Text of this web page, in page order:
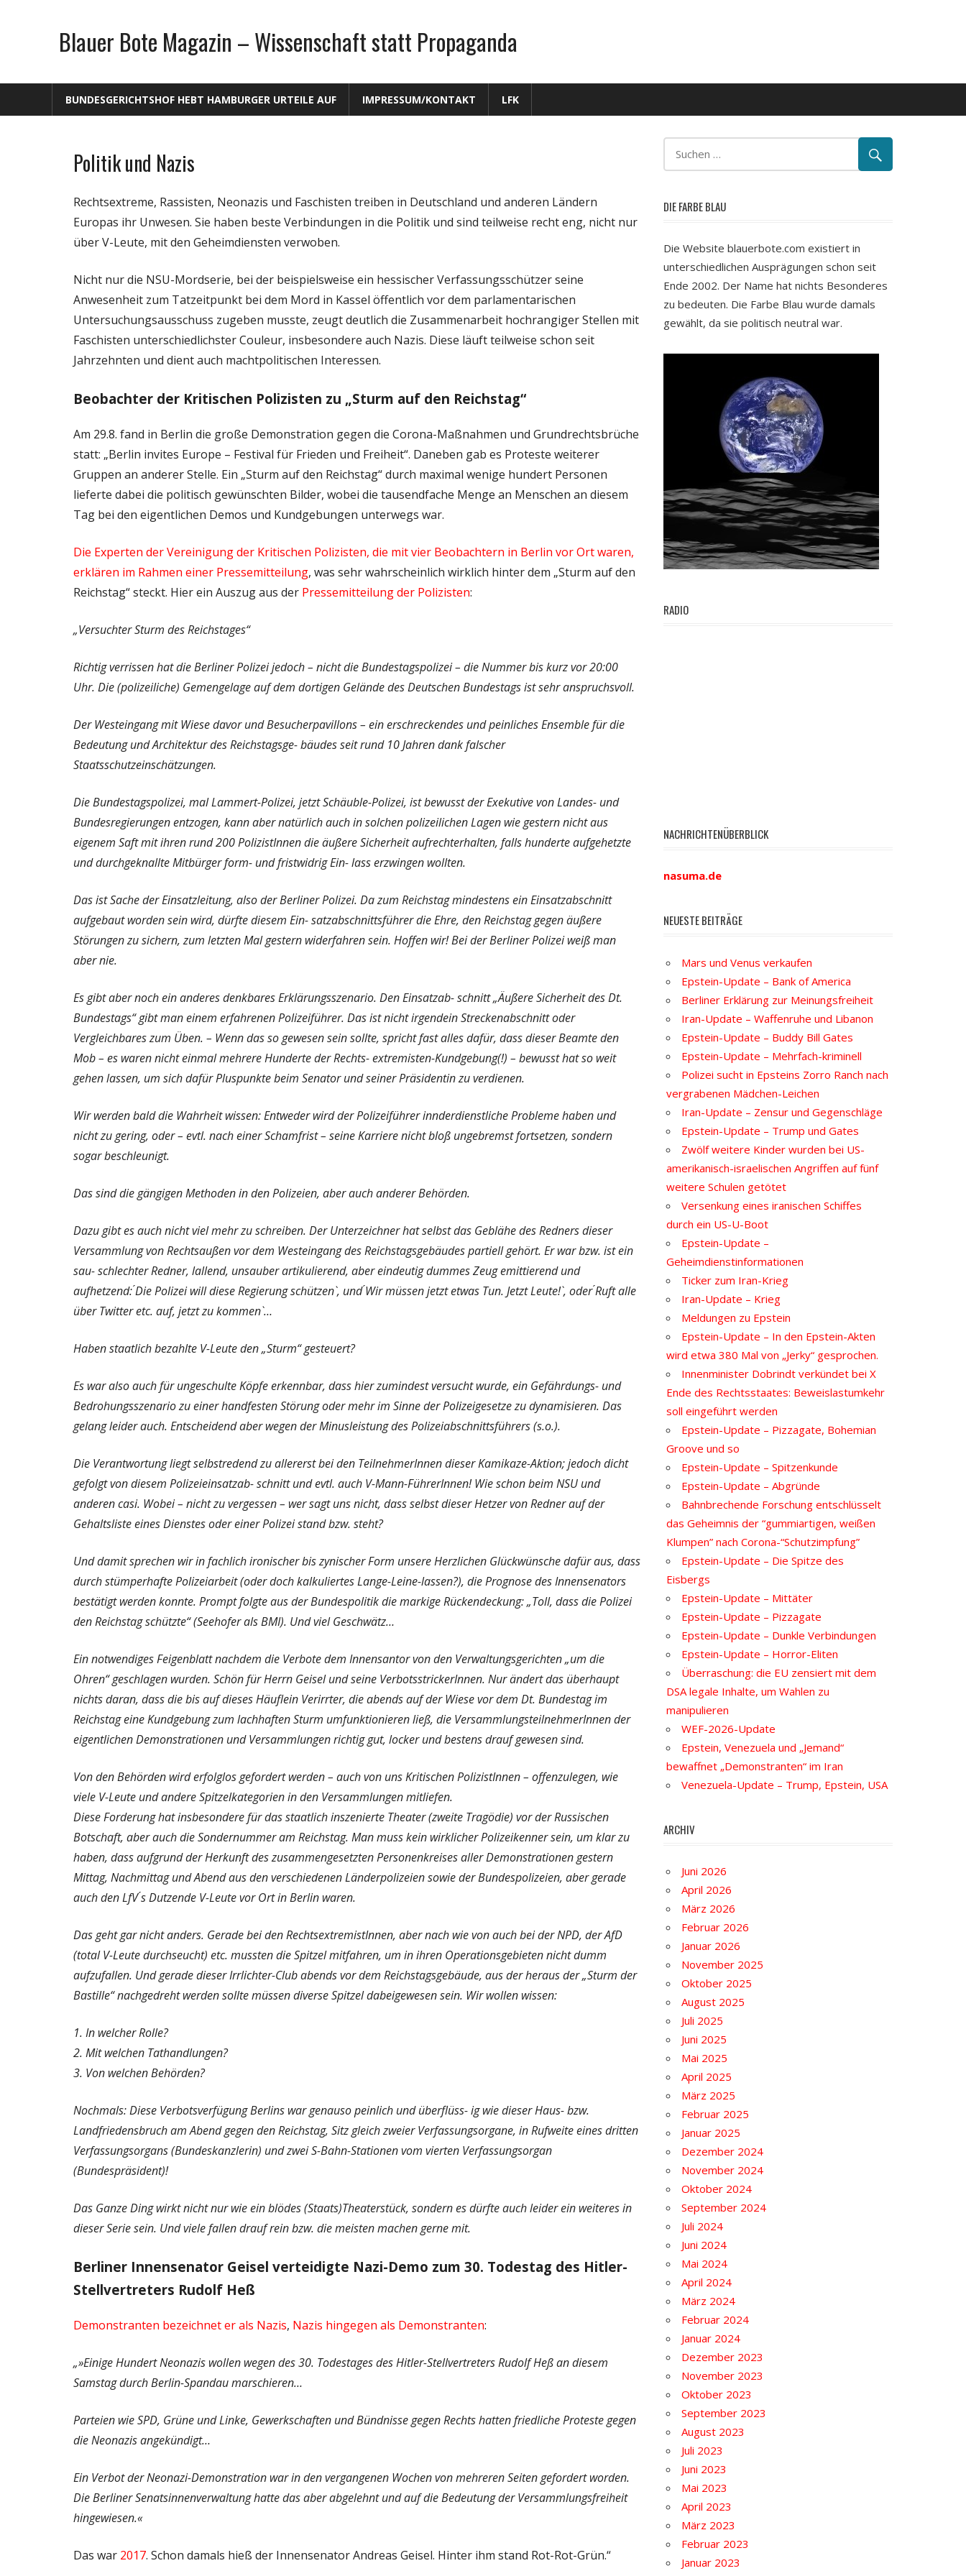
Blauer Bote Magazin – Wissenschaft statt Propaganda
BUNDESGERICHTSHOF HEBT HAMBURGER URTEILE AUF IMPRESSUM/KONTAKT LFK
Gesellschaft
Politik
Wissenschaft
Politik und Nazis
Rechtsextreme, Rassisten, Neonazis und Faschisten treiben in Deutschland und anderen Ländern
Europas ihr Unwesen. Sie haben beste Verbindungen in die Politik und sind teilweise recht eng, nicht nur
über V-Leute, mit den Geheimdiensten verwoben.
Nicht nur die NSU-Mordserie, bei der beispielsweise ein hessischer Verfassungsschützer seine
Anwesenheit zum Tatzeitpunkt bei dem Mord in Kassel öffentlich vor dem parlamentarischen
Untersuchungsausschuss zugeben musste, zeugt deutlich die Zusammenarbeit hochrangiger Stellen mit
Faschisten unterschiedlichster Couleur, insbesondere auch Nazis. Diese läuft teilweise schon seit
Jahrzehnten und dient auch machtpolitischen Interessen.
Beobachter der Kritischen Polizisten zu „Sturm auf den Reichstag“
Am 29.8. fand in Berlin die große Demonstration gegen die Corona-Maßnahmen und Grundrechtsbrüche
statt: „Berlin invites Europe – Festival für Frieden und Freiheit“. Daneben gab es Proteste weiterer
Gruppen an anderer Stelle. Ein „Sturm auf den Reichstag“ durch maximal wenige hundert Personen
lieferte dabei die politisch gewünschten Bilder, wobei die tausendfache Menge an Menschen an diesem
Tag bei den eigentlichen Demos und Kundgebungen unterwegs war.
Die Experten der Vereinigung der Kritischen Polizisten, die mit vier Beobachtern in Berlin vor Ort waren,
erklären im Rahmen einer Pressemitteilung, was sehr wahrscheinlich wirklich hinter dem „Sturm auf den
Reichstag“ steckt. Hier ein Auszug aus der Pressemitteilung der Polizisten:
„Versuchter Sturm des Reichstages“
Richtig verrissen hat die Berliner Polizei jedoch – nicht die Bundestagspolizei – die Nummer bis kurz vor 20:00
Uhr. Die (polizeiliche) Gemengelage auf dem dortigen Gelände des Deutschen Bundestags ist sehr anspruchsvoll.
Der Westeingang mit Wiese davor und Besucherpavillons – ein erschreckendes und peinliches Ensemble für die
Bedeutung und Architektur des Reichstagsge- bäudes seit rund 10 Jahren dank falscher
Staatsschutzeinschätzungen.
Die Bundestagspolizei, mal Lammert-Polizei, jetzt Schäuble-Polizei, ist bewusst der Exekutive von Landes- und
Bundesregierungen entzogen, kann aber natürlich auch in solchen polizeilichen Lagen wie gestern nicht aus
eigenem Saft mit ihren rund 200 PolizistInnen die äußere Sicherheit aufrechterhalten, falls hunderte aufgehetzte
und durchgeknallte Mitbürger form- und fristwidrig Ein- lass erzwingen wollten.
Das ist Sache der Einsatzleitung, also der Berliner Polizei. Da zum Reichstag mindestens ein Einsatzabschnitt
aufgebaut worden sein wird, dürfte diesem Ein- satzabschnittsführer die Ehre, den Reichstag gegen äußere
Störungen zu sichern, zum letzten Mal gestern widerfahren sein. Hoffen wir! Bei der Berliner Polizei weiß man
aber nie.
Es gibt aber noch ein anderes denkbares Erklärungsszenario. Den Einsatzab- schnitt „Äußere Sicherheit des Dt.
Bundestags“ gibt man einem erfahrenen Polizeiführer. Das ist nicht irgendein Streckenabschnitt oder
Vergleichbares zum Üben. – Wenn das so gewesen sein sollte, spricht fast alles dafür, dass dieser Beamte den
Mob – es waren nicht einmal mehrere Hunderte der Rechts- extremisten-Kundgebung(!) – bewusst hat so weit
gehen lassen, um sich dafür Pluspunkte beim Senator und seiner Präsidentin zu verdienen.
Wir werden bald die Wahrheit wissen: Entweder wird der Polizeiführer innderdienstliche Probleme haben und
nicht zu gering, oder – evtl. nach einer Schamfrist – seine Karriere nicht bloß ungebremst fortsetzen, sondern
sogar beschleunigt.
Das sind die gängigen Methoden in den Polizeien, aber auch anderer Behörden.
Dazu gibt es auch nicht viel mehr zu schreiben. Der Unterzeichner hat selbst das Geblähe des Redners dieser
Versammlung von Rechtsaußen vor dem Westeingang des Reichstagsgebäudes partiell gehört. Er war bzw. ist ein
sau- schlechter Redner, lallend, unsauber artikulierend, aber eindeutig dummes Zeug emittierend und
aufhetzend: ́Die Polizei will diese Regierung schützen`, und ́Wir müssen jetzt etwas Tun. Jetzt Leute!`, oder ́Ruft alle
über Twitter etc. auf, jetzt zu kommen`…
Haben staatlich bezahlte V-Leute den „Sturm“ gesteuert?
Es war also auch für ungeschulte Köpfe erkennbar, dass hier zumindest versucht wurde, ein Gefährdungs- und
Bedrohungsszenario zu einer handfesten Störung oder mehr im Sinne der Polizeigesetze zu dynamisieren. Das
gelang leider auch. Entscheidend aber wegen der Minusleistung des Polizeiabschnittsführers (s.o.).
Die Verantwortung liegt selbstredend zu allererst bei den TeilnehmerInnen dieser Kamikaze-Aktion; jedoch dicht
gefolgt von diesem Polizeieinsatzab- schnitt und evtl. auch V-Mann-FührerInnen! Wie schon beim NSU und
anderen casi. Wobei – nicht zu vergessen – wer sagt uns nicht, dass selbst dieser Hetzervon Redner auf der
Gehaltsliste eines Dienstes oder einer Polizei stand bzw. steht?
Und damit sprechen wir in fachlich ironischer bis zynischer Form unsere Herzlichen Glückwünsche dafür aus, dass
durch stümperhafte Polizeiarbeit (oder doch kalkuliertes Lange-Leine-lassen?), die Prognose des Innensenators
bestätigt werden konnte. Prompt folgte aus der Bundespolitik die markige Rückendeckung: „Toll, dass die Polizei
den Reichstag schützte“ (Seehofer als BMI). Und viel Geschwätz…
Ein notwendiges Feigenblatt nachdem die Verbote dem Innensantor von den Verwaltungsgerichten „um die
Ohren“ geschlagen wurden. Schön für Herrn Geisel und seine VerbotsstrickerInnen. Nur ändert das überhaupt
nichts daran, dass die bis auf dieses Häuflein Verirrter, die abends auf der Wiese vor dem Dt. Bundestag im
Reichstag eine Kundgebung zum lachhaften Sturm umfunktionieren ließ, die VersammlungsteilnehmerInnen der
eigentlichen Demonstrationen und Versammlungen richtig gut, locker und bestens drauf gewesen sind.
Von den Behörden wird erfolglos gefordert werden – auch von uns Kritischen PolizistInnen – offenzulegen, wie
viele V-Leute und andere Spitzelkategorien in den Versammlungen mitliefen.
Diese Forderung hat insbesondere für das staatlich inszenierte Theater (zweite Tragödie) vor der Russischen
Botschaft, aber auch die Sondernummer am Reichstag. Man muss kein wirklicher Polizeikenner sein, um klar zu
haben, dass aufgrund der Herkunft des zusammengesetzten Personenkreises aller Demonstrationen gestern
Mittag, Nachmittag und Abend aus den verschiedenen Länderpolizeien sowie der Bundespolizeien, aber gerade
auch den LfV ́s Dutzende V-Leute vor Ort in Berlin waren.
Das geht gar nicht anders. Gerade bei den RechtsextremistInnen, aber nach wie von auch bei der NPD, der AfD
(total V-Leute durchseucht) etc. mussten die Spitzel mitfahren, um in ihren Operationsgebieten nicht dumm
aufzufallen. Und gerade dieser Irrlichter-Club abends vor dem Reichstagsgebäude, aus der heraus der „Sturm der
Bastille“ nachgedreht werden sollte müssen diverse Spitzel dabeigewesen sein. Wir wollen wissen:
1. In welcher Rolle?
2. Mit welchen Tathandlungen?
3. Von welchen Behörden?
Nochmals: Diese Verbotsverfügung Berlins war genauso peinlich und überflüss- ig wie dieser Haus- bzw.
Landfriedensbruch am Abend gegen den Reichstag, Sitz gleich zweier Verfassungsorgane, in Rufweite eines dritten
Verfassungsorgans (Bundeskanzlerin) und zwei S-Bahn-Stationen vom vierten Verfassungsorgan
(Bundespräsident)!
Das Ganze Ding wirkt nicht nur wie ein blödes (Staats)Theaterstück, sondern es dürfte auch leider ein weiteres in
dieser Serie sein. Und viele fallen drauf rein bzw. die meisten machen gerne mit.
Berliner Innensenator Geisel verteidigte Nazi-Demo zum 30. Todestag des Hitler-
Stellvertreters Rudolf Heß
Demonstranten bezeichnet er als Nazis, Nazis hingegen als Demonstranten:
„»Einige Hundert Neonazis wollen wegen des 30. Todestages des Hitler-Stellvertreters Rudolf Heß an diesem
Samstag durch Berlin-Spandau marschieren…
Parteien wie SPD, Grüne und Linke, Gewerkschaften und Bündnisse gegen Rechts hatten friedliche Proteste gegen
die Neonazis angekündigt…
Ein Verbot der Neonazi-Demonstration war in den vergangenen Wochen von mehreren Seiten gefordert worden.
Die Berliner Senatsinnenverwaltung hatte das aber abgelehnt und auf die Bedeutung der Versammlungsfreiheit
hingewiesen.«
Das war 2017. Schon damals hieß der Innensenator Andreas Geisel. Hinter ihm stand Rot-Rot-Grün.“
DIE FARBE BLAU
Die Website blauerbote.com existiert in
unterschiedlichen Ausprägungen schon seit
Ende 2002. Der Name hat nichts Besonderes
zu bedeuten. Die Farbe Blau wurde damals
gewählt, da sie politisch neutral war.
RADIO
NACHRICHTENÜBERBLICK
nasuma.de
NEUESTE BEITRÄGE
Mars und Venus verkaufen
Epstein-Update – Bank of America
Berliner Erklärung zur Meinungsfreiheit
Iran-Update – Waffenruhe und Libanon
Epstein-Update – Buddy Bill Gates
Epstein-Update – Mehrfach-kriminell
Polizei sucht in Epsteins Zorro Ranch nach
vergrabenen Mädchen-Leichen
Iran-Update – Zensur und Gegenschläge
Epstein-Update – Trump und Gates
Zwölf weitere Kinder wurden bei US-
amerikanisch-israelischen Angriffen auf fünf
weitere Schulen getötet
Versenkung eines iranischen Schiffes
durch ein US-U-Boot
Epstein-Update –
Geheimdienstinformationen
Ticker zum Iran-Krieg
Iran-Update – Krieg
Meldungen zu Epstein
Epstein-Update – In den Epstein-Akten
wird etwa 380 Mal von „Jerky“ gesprochen.
Innenminister Dobrindt verkündet bei X
Ende des Rechtsstaates: Beweislastumkehr
soll eingeführt werden
Epstein-Update – Pizzagate, Bohemian
Groove und so
Epstein-Update – Spitzenkunde
Epstein-Update – Abgründe
Bahnbrechende Forschung entschlüsselt
das Geheimnis der “gummiartigen, weißen
Klumpen” nach Corona-“Schutzimpfung”
Epstein-Update – Die Spitze des
Eisbergs
Epstein-Update – Mittäter
Epstein-Update – Pizzagate
Epstein-Update – Dunkle Verbindungen
Epstein-Update – Horror-Eliten
Überraschung: die EU zensiert mit dem
DSA legale Inhalte, um Wahlen zu
manipulieren
WEF-2026-Update
Epstein, Venezuela und „Jemand“
bewaffnet „Demonstranten“ im Iran
Venezuela-Update – Trump, Epstein, USA
ARCHIV
Juni 2026
April 2026
März 2026
Februar 2026
Januar 2026
November 2025
Oktober 2025
August 2025
Juli 2025
Juni 2025
Mai 2025
April 2025
März 2025
Februar 2025
Januar 2025
Dezember 2024
November 2024
Oktober 2024
September 2024
Juli 2024
Juni 2024
Mai 2024
April 2024
März 2024
Februar 2024
Januar 2024
Dezember 2023
November 2023
Oktober 2023
September 2023
August 2023
Juli 2023
Juni 2023
Mai 2023
April 2023
März 2023
Februar 2023
Januar 2023